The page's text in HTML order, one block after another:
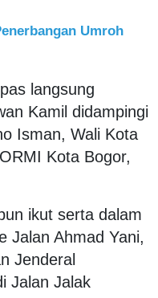
Umroh
langsung
Kamil didampingi
Isman, Wali Kota
Kota Bogor,
ikut serta dalam
Jalan Ahmad Yani,
Jenderal
Jalan Jalak